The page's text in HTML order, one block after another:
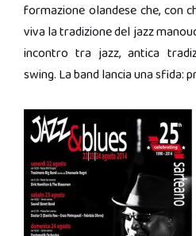
formazione olandese che, con
viva la tradizione del jazz
incontro tra jazz, antica
swing. La band lancia una sfida: